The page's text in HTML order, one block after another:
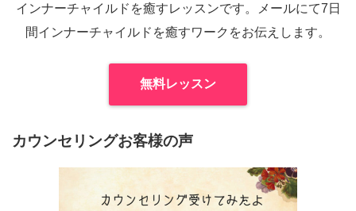
インナーチャイルドを癒すレッスンです。メールにて7日
間インナーチャイルドを癒すワークをお伝えします。
無料レッスン
カウンセリングお客様の声